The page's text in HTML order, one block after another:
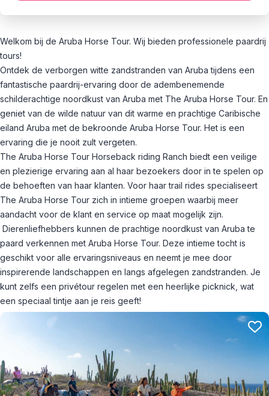
Welkom bij de Aruba Horse Tour. Wij bieden professionele paardrij
tours!
Ontdek de verborgen witte zandstranden van Aruba tijdens een
fantastische paardrij-ervaring door de adembenemende
schilderachtige noordkust van Aruba met The Aruba Horse Tour. En
geniet van de wilde natuur van dit warme en prachtige Caribische
eiland Aruba met de bekroonde Aruba Horse Tour. Het is een
ervaring die je nooit zult vergeten.
The Aruba Horse Tour Horseback riding Ranch biedt een veilige
en plezierige ervaring aan al haar bezoekers door in te spelen op
de behoeften van haar klanten. Voor haar trail rides specialiseert
The Aruba Horse Tour zich in intieme groepen waarbij meer
aandacht voor de klant en service op maat mogelijk zijn.
Dierenliefhebbers kunnen de prachtige noordkust van Aruba te
paard verkennen met Aruba Horse Tour. Deze intieme tocht is
geschikt voor alle ervaringsniveaus en neemt je mee door
inspirerende landschappen en langs afgelegen zandstranden. Je
kunt zelfs een privétour regelen met een heerlijke picknick, wat
een speciaal tintje aan je reis geeft!